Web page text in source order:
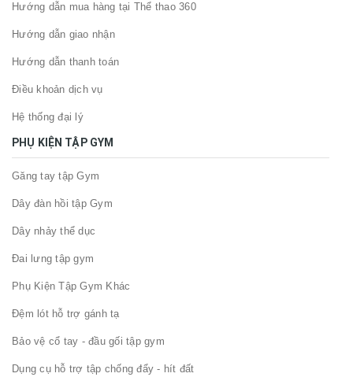
Hướng dẫn mua hàng tại Thể thao 360
Hướng dẫn giao nhận
Hướng dẫn thanh toán
Điều khoản dịch vụ
Hệ thống đại lý
PHỤ KIỆN TẬP GYM
Găng tay tập Gym
Dây đàn hồi tập Gym
Dây nhảy thể dục
Đai lưng tập gym
Phụ Kiện Tập Gym Khác
Đệm lót hỗ trợ gánh tạ
Bảo vệ cổ tay - đầu gối tập gym
Dụng cụ hỗ trợ tập chống đẩy - hít đất